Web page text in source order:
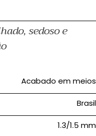
sedoso e
Acabado em meios
Brasil
1.3/1.5 mm